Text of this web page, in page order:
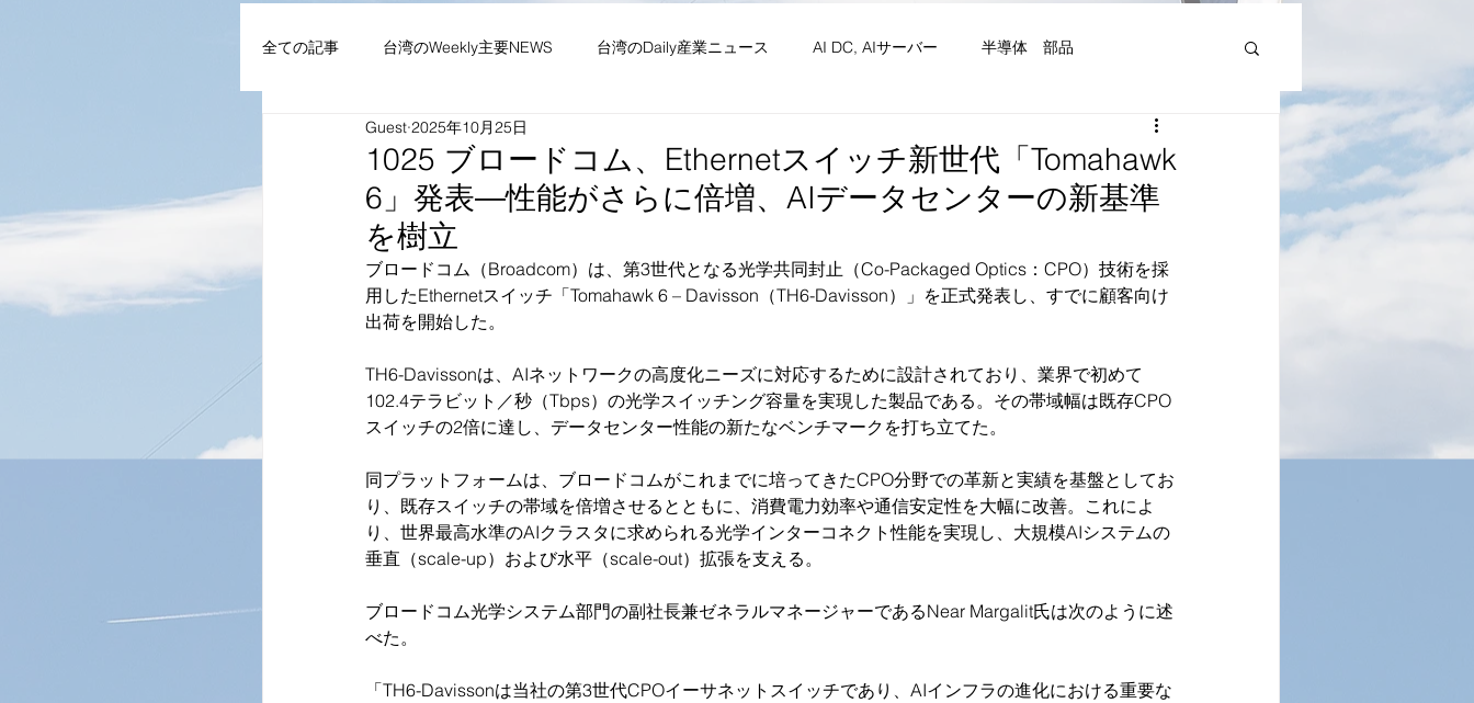
全ての記事 台湾のWeekly主要NEWS 台湾のDaily産業ニュース AI DC, AIサーバー 半導体 部品
AIoT・通信機器・ネットワーク
企業・組織 NEWS・社会文化・イベント等
1025 ブロードコム、Ethernetスイッチ新世代「Tomahawk
6」発表―性能がさらに倍増、AIデータセンターの新基準
を樹立
Guest 2025年10月25日
ブロードコム（Broadcom）は、第3世代となる光学共同封止（Co-Packaged Optics：CPO）技術を採
用したEthernetスイッチ「Tomahawk 6 – Davisson（TH6-Davisson）」を正式発表し、すでに顧客向け
出荷を開始した。
TH6-Davissonは、AIネットワークの高度化ニーズに対応するために設計されており、業界で初めて
102.4テラビット／秒（Tbps）の光学スイッチング容量を実現した製品である。その帯域幅は既存CPO
スイッチの2倍に達し、データセンター性能の新たなベンチマークを打ち立てた。
同プラットフォームは、ブロードコムがこれまでに培ってきたCPO分野での革新と実績を基盤としてお
り、既存スイッチの帯域を倍増させるとともに、消費電力効率や通信安定性を大幅に改善。これによ
り、世界最高水準のAIクラスタに求められる光学インターコネクト性能を実現し、大規模AIシステムの
垂直（scale-up）および水平（scale-out）拡張を支える。
ブロードコム光学システム部門の副社長兼ゼネラルマネージャーであるNear Margalit氏は次のように述
べた。
「TH6-Davissonは当社の第3世代CPOイーサネットスイッチであり、AIインフラの進化における重要な